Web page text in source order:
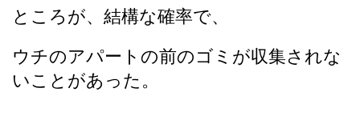
ところが、結構な確率で、
ウチのアパートの前のゴミが収集されな
いことがあった。